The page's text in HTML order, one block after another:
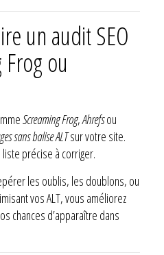
un audit SEO
ou
Screaming Frog,Ahrefsou
sans balise ALTsur votre site.
précise à corriger.
les oublis, les doublons, ou
vos ALT, vous améliorez
chances d’apparaître dans